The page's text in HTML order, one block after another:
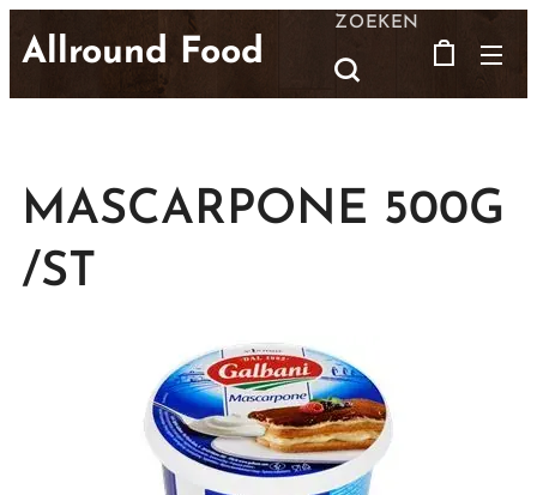
Allround Food
ZOEKEN
MASCARPONE 500G
/ST